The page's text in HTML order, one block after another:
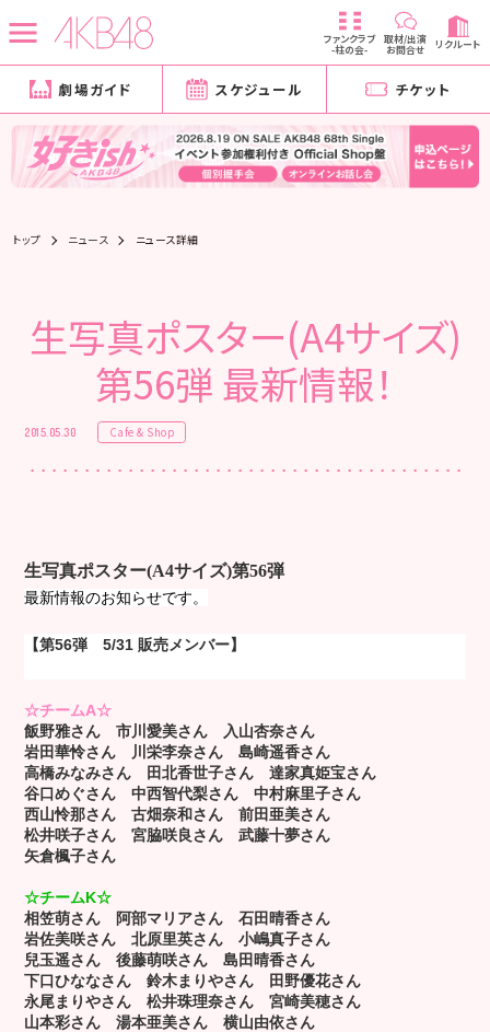
ファンクラブ
-柱の会-
取材/出演
お問合せ リクルート
劇場ガイド スケジュール チケット
トップ ニュース ニュース詳細
生写真ポスター(A4サイズ)
第56弾 最新情報！
2015.05.30 Cafe & Shop
生写真ポスター(A4サイズ)第56弾
最新情報のお知らせです。
【第56弾 5/31 販売メンバー】
☆チームA☆
飯野雅さん 市川愛美さん 入山杏奈さん
岩田華怜さん 川栄李奈さん島崎遥香さん
高橋みなみさん 田北香世子さん 達家真姫宝さん
谷口めぐさん中西智代梨さん 中村麻里子さん
西山怜那さん 古畑奈和さん前田亜美さん
松井咲子さん 宮脇咲良さん武藤十夢さん
矢倉楓子さん
☆チームK☆
相笠萌さん 阿部マリアさん 石田晴香さん
岩佐美咲さん 北原里英さん 小嶋真子さん
兒玉遥さん後藤萌咲さん 島田晴香さん
下口ひななさん鈴木まりやさん 田野優花さん
永尾まりやさん 松井珠理奈さん 宮崎美穂さん
山本彩さん 湯本亜美さん 横山由依さん